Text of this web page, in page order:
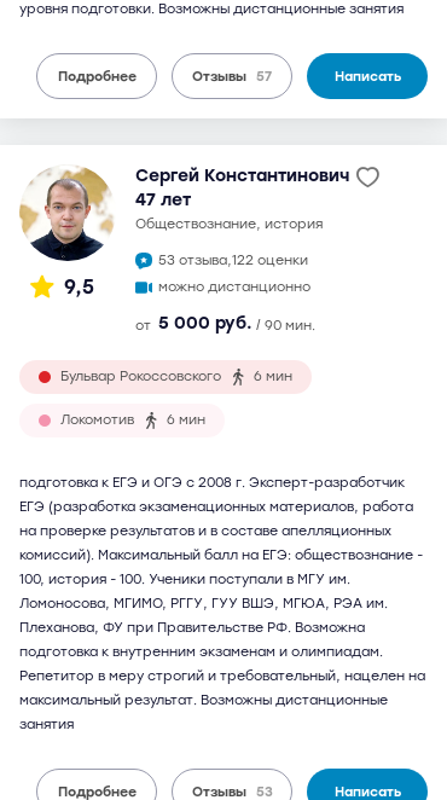
уровня подготовки. Возможны дистанционные занятия
Подробнее Отзывы 57 Написать
9,5
Сергей Константинович
47 лет
обществознание, история
53 отзыва,122 оценки
можно дистанционно
от 5 000 руб. / 90 мин.
Бульвар Рокоссовского 6 мин
Локомотив 6 мин
подготовка к ЕГЭ и ОГЭ с 2008 г. Эксперт-разработчик
ЕГЭ (разработка экзаменационных материалов, работа
на проверке результатов и в составе апелляционных
комиссий). Максимальный балл на ЕГЭ: обществознание -
100, история - 100. Ученики поступали в МГУ им.
Ломоносова, МГИМО, РГГУ, ГУУ ВШЭ, МГЮА, РЭА им.
Плеханова, ФУ при Правительстве РФ. Возможна
подготовка к внутренним экзаменам и олимпиадам.
Репетитор в меру строгий и требовательный, нацелен на
максимальный результат. Возможны дистанционные
занятия
Подробнее Отзывы 53 Написать